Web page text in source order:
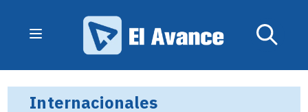
Internacionales